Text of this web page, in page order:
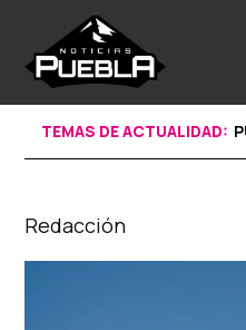
content
TEMAS DE ACTUALIDAD:
Redacción